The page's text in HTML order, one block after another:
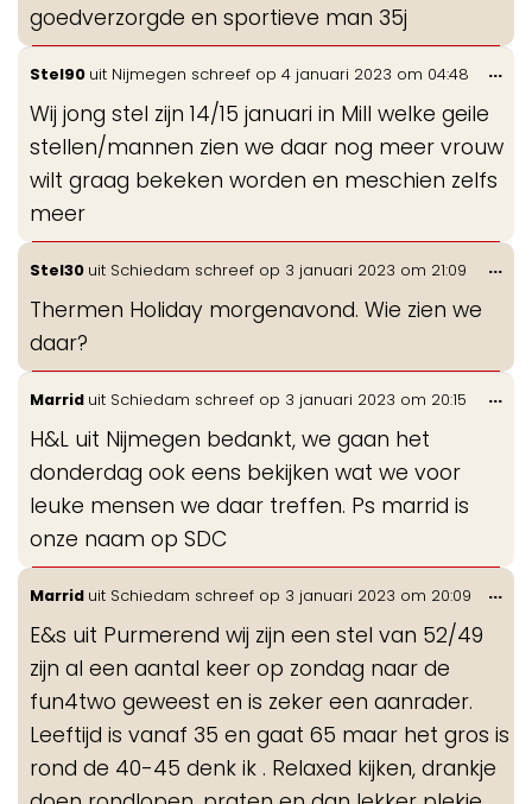
goedverzorgde en sportieve man 35j
Stel90 uit Nijmegen schreef op 4 januari 2023 om 04:48
Wij jong stel zijn 14/15 januari in Mill welke geile
stellen/mannen zien we daar nog meer vrouw
wilt graag bekeken worden en meschien zelfs
meer
...
Stel30 uit Schiedam schreef op 3 januari 2023 om 21:09
Thermen Holiday morgenavond. Wie zien we
daar?
...
Marrid uit Schiedam schreef op 3 januari 2023 om 20:15
H&L uit Nijmegen bedankt, we gaan het
donderdag ook eens bekijken wat we voor
leuke mensen we daar treffen. Ps marrid is
onze naam op SDC
...
Marrid uit Schiedam schreef op 3 januari 2023 om 20:09
E&s uit Purmerend wij zijn een stel van 52/49
zijn al een aantal keer op zondag naar de
fun4two geweest en is zeker een aanrader.
Leeftijd is vanaf 35 en gaat 65 maar het gros is
rond de 40-45 denk ik . Relaxed kijken, drankje
...